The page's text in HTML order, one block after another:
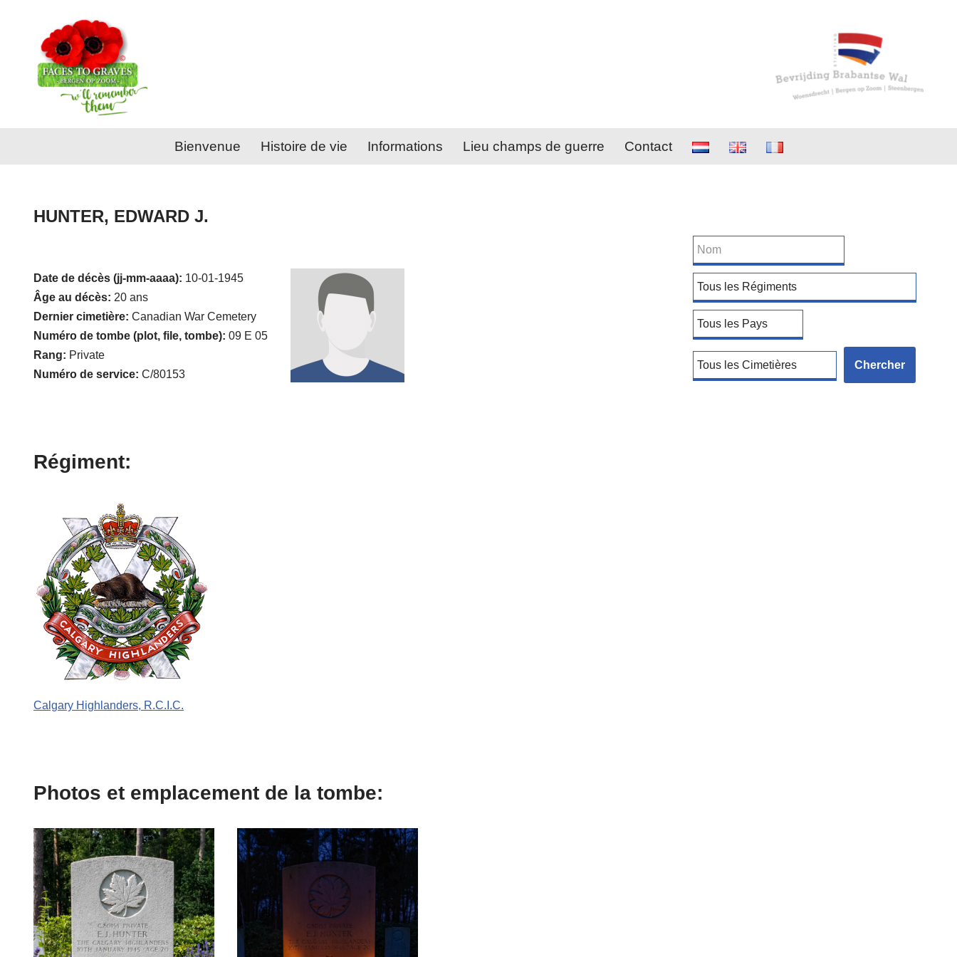
contenu
Bienvenue Histoire de vie Informations Lieu champs de guerre Contact
HUNTER, EDWARD J.
Date de décès (jj-mm-aaaa): 10-01-1945
Âge au décès: 20 ans
Dernier cimetière: Canadian War Cemetery
Numéro de tombe (plot, file, tombe): 09 E 05
Rang: Private
Numéro de service: C/80153
Régiment:
Calgary Highlanders, R.C.I.C.
Photos et emplacement de la tombe: